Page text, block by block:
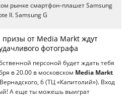
рынке смартфон-плашет Samsung
II. Samsung G
призы от Media Markt ждут
фотографа
персоной будет ждать тебя
в 20.00 в московском Media Markt
6 (ТЦ «Капитолий»). Вход
А еще ты можешь выиграт